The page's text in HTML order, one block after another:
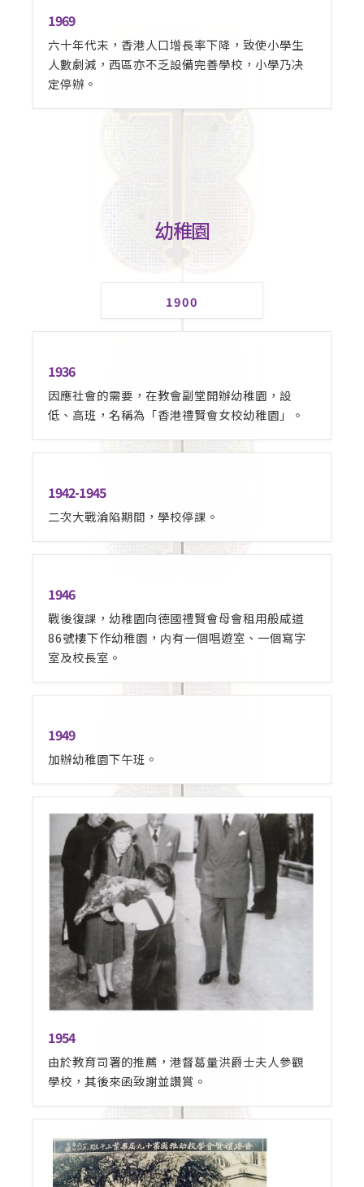
1969
六十年代末，香港人口增長率下降，致使小學生
人數劇減，西區亦不乏設備完善學校，小學乃决
定停辦。
幼稚園
1900
1936
因應社會的需要，在教會副堂開辦幼稚園，設
低、高班，名稱為「香港禮賢會女校幼稚園」。
1942-1945
二次大戰淪陷期間，學校停課。
1946
戰後復課，幼稚園向德國禮賢會母會租用般咸道
86號樓下作幼稚園，内有一個唱遊室、一個寫字
室及校長室。
1949
加辦幼稚園下午班。
1954
由於教育司署的推薦，港督葛量洪爵士夫人參觀
學校，其後來函致謝並讚賞。